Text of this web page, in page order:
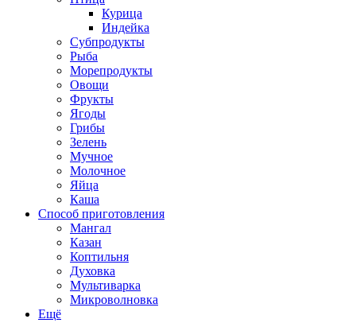
Курица
Индейка
Субпродукты
Рыба
Морепродукты
Овощи
Фрукты
Ягоды
Грибы
Зелень
Мучное
Молочное
Яйца
Каша
Способ приготовления
Мангал
Казан
Коптильня
Духовка
Мультиварка
Микроволновка
Ещё